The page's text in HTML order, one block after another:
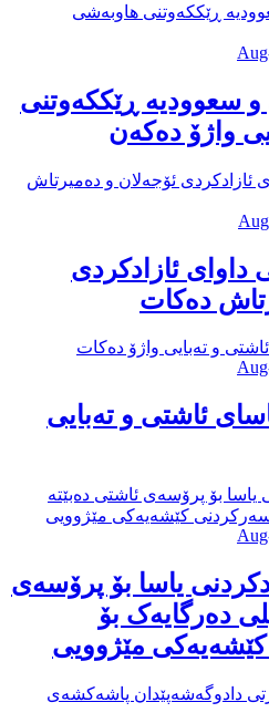
و سعوودیە ڕێککەوتنی
واژۆ دەکەن
ئازادکردی
دەکات
ئاشتی و تەبایی
یاسا بۆ پرۆسەی
دەرگایەک بۆ
مێژوویى